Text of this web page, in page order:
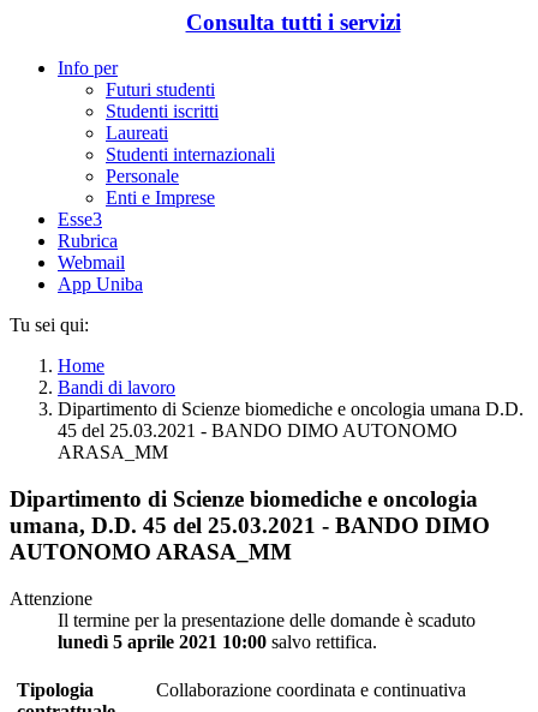
Consulta tutti i servizi
Info per
Futuri studenti
Studenti iscritti
Laureati
Studenti internazionali
Personale
Enti e Imprese
Esse3
Rubrica
Webmail
App Uniba
Tu sei qui:
Home
Bandi di lavoro
Dipartimento di Scienze biomediche e oncologia umana D.D.
45 del 25.03.2021 - BANDO DIMO AUTONOMO
ARASA_MM
Dipartimento di Scienze biomediche e oncologia
umana, D.D. 45 del 25.03.2021 - BANDO DIMO
AUTONOMO ARASA_MM
Attenzione
Il termine per la presentazione delle domande è scaduto
lunedì 5 aprile 2021 10:00 salvo rettifica.
Tipologia
Collaborazione coordinata e continuativa